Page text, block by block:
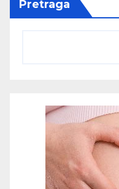
Pretraga